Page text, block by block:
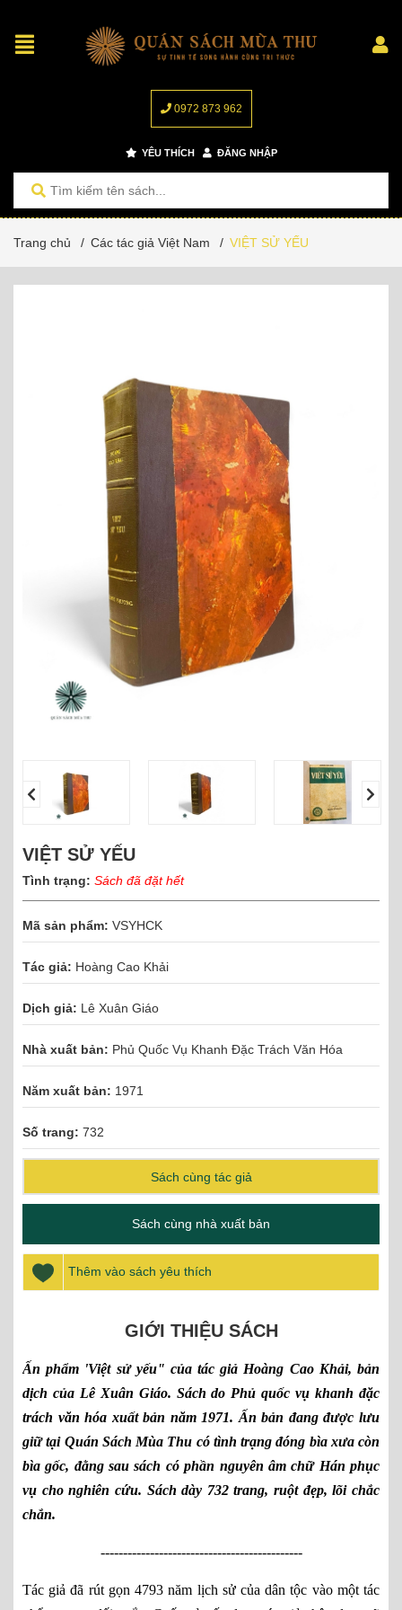
0972 873 962
YÊU THÍCH ĐĂNG NHẬP
Trang chủ / Các tác giả Việt Nam / VIỆT SỬ YẾU
VIỆT SỬ YẾU
Tình trạng: Sách đã đặt hết
Mã sản phẩm: VSYHCK
Tác giả: Hoàng Cao Khải
Dịch giả: Lê Xuân Giáo
Nhà xuất bản: Phủ Quốc Vụ Khanh Đặc Trách Văn Hóa
Năm xuất bản: 1971
Số trang: 732
Sách cùng tác giả
Sách cùng nhà xuất bản
Thêm vào sách yêu thích
GIỚI THIỆU SÁCH
Ấn phẩm 'Việt sử yếu" của tác giả Hoàng Cao Khải, bản
dịch của Lê Xuân Giáo. Sách do Phủ quốc vụ khanh đặc
trách văn hóa xuất bản năm 1971. Ấn bản đang được lưu
giữ tại Quán Sách Mùa Thu có tình trạng đóng bìa xưa còn
bìa gốc, đằng sau sách có phần nguyên âm chữ Hán phục
vụ cho nghiên cứu. Sách dày 732 trang, ruột đẹp, lõi chắc
chắn.
---------------------------------------------
Tác giả đã rút gọn 4793 năm lịch sử của dân tộc vào một tác